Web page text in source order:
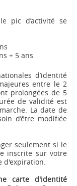
pic d’activité se
+ 5 ans
d’identité
entre le 2
prolongées de 5
de validité est
La date de
d’être modifiée
seulement si le
inscrite sur votre
d'expiration.
carte d'identité